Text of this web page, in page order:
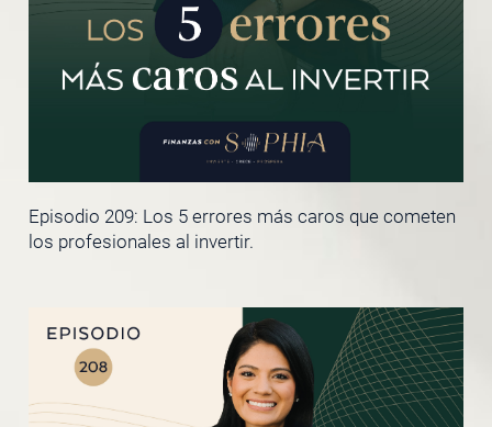
Episodio 209: Los 5 errores más caros que cometen
los profesionales al invertir.